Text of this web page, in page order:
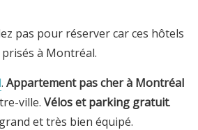
pas pour réserver car ces hôtels
à Montréal.
. Appartement pas cher à Montréal
ville. Vélos et parking gratuit.
et très bien équipé.